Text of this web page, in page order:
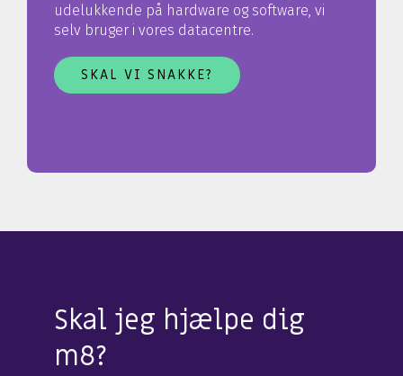
udelukkende på hardware og software, vi
selv bruger i vores datacentre.
SKAL VI SNAKKE?
Skal jeg hjælpe dig
m8?